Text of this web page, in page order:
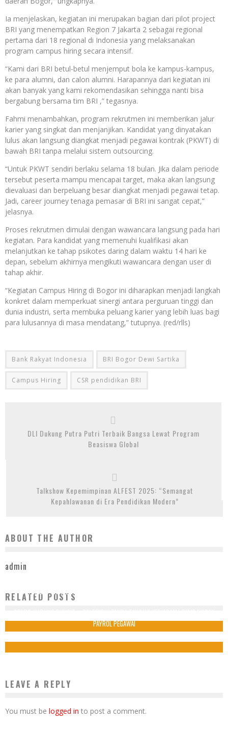
Ia menjelaskan, kegiatan ini merupakan bagian dari pilot project
BRI yang menempatkan Region 7 Jakarta 2 sebagai regional
pertama dari 18 regional di Indonesia yang melaksanakan
program campus hiring secara intensif.
“Kami dari BRI betul-betul menjemput bola ke kampus-kampus,
ke para alumni, dan calon alumni. Harapannya dari kegiatan ini
akan banyak yang kami rekomendasikan sehingga nanti bisa
bergabung bersama tim BRI ,” tegasnya.
Fahmi menambahkan, program rekrutmen ini memberikan jalur
karier yang singkat dan menjanjikan. Kandidat yang dinyatakan
lulus akan langsung diangkat menjadi pegawai kontrak (PKWT) di
bawah BRI tanpa melalui sistem outsourcing.
“Untuk PKWT sendiri berlaku selama 18 bulan. Jika dalam periode
tersebut peserta mampu mencapai target, maka akan langsung
dievaluasi dan berpeluang besar diangkat menjadi pegawai tetap.
Jadi, career journey tenaga pemasar di BRI ini sangat cepat,”
jelasnya.
Proses rekrutmen dimulai dengan wawancara langsung pada hari
kegiatan. Para kandidat yang memenuhi kualifikasi akan
melanjutkan ke tahap psikotes daring dalam waktu 14 hari ke
depan, sebelum akhirnya mengikuti wawancara dengan user di
tahap akhir.
“Kegiatan Campus Hiring di Bogor ini diharapkan menjadi langkah
konkret dalam memperkuat sinergi antara perguruan tinggi dan
dunia industri, serta membuka peluang karier yang lebih luas bagi
para lulusannya di masa mendatang,” tutupnya. (red/rlls)
Bank Rakyat Indonesia BRI Bogor Dewi Sartika
Campus Hiring CSR pendidikan BRI
DLI Dukung Putra Putri Terbaik Bangsa Lewat Program
Beasiswa Global
Talkshow Kepemimpinan ALFEST 2025: “Semangat
Kepahlawanan di Era Pendidikan Modern”
ABOUT THE AUTHOR
admin
RELATED POSTS
BRI MABES TNI CILANGKAP MERIAHKAN AIR FORCE RUN 2025, SELALU BERI
PAYROL PEGAWAI
LEAVE A REPLY
You must be logged in to post a comment.